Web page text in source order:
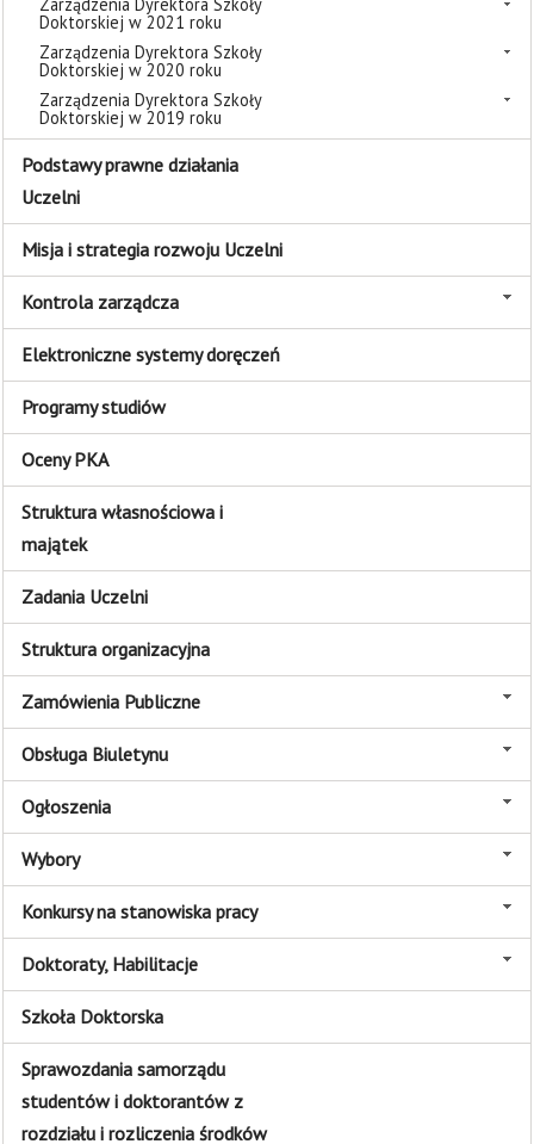
Doktorskiej w 2021 roku
Zarządzenia Dyrektora Szkoły
Doktorskiej w 2020 roku
Zarządzenia Dyrektora Szkoły
Doktorskiej w 2019 roku
Podstawy prawne działania
Uczelni
Misja i strategia rozwoju Uczelni
Kontrola zarządcza
Elektroniczne systemy doręczeń
Programy studiów
Oceny PKA
Struktura własnościowa i
majątek
Zadania Uczelni
Struktura organizacyjna
Zamówienia Publiczne
Obsługa Biuletynu
Ogłoszenia
Wybory
Konkursy na stanowiska pracy
Doktoraty, Habilitacje
Szkoła Doktorska
Sprawozdania samorządu
studentów i doktorantów z
rozdziału i rozliczenia środków